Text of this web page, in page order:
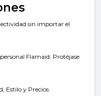
sin importar el
Flamaid: Protéjase
Estilo y Precios